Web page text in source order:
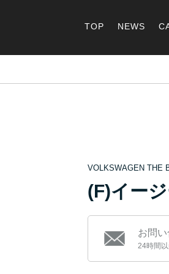
TOP NEWS
VOLKSWAGEN THE
(F)イー
お問
24時間